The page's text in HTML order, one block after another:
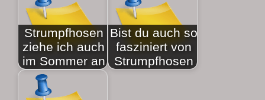
Strumpfhosen
ziehe ich auch
im Sommer an
Bist du auch so
fasziniert von
Strumpfhosen